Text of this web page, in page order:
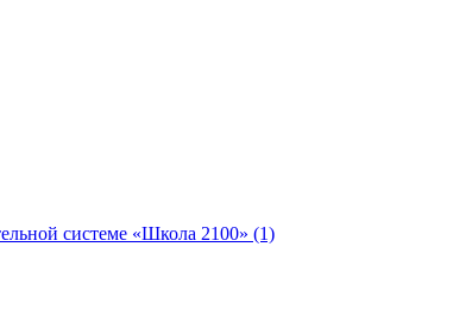
системе «Школа 2100» (1)